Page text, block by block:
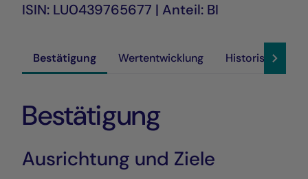
ISIN: LU0439765677 | Anteil: BI
Bestätigung Wertentwicklung Historische
Bestätigung
Ausrichtung und Ziele